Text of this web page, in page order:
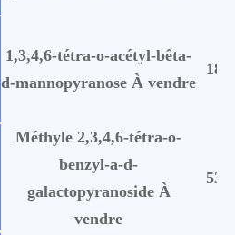
1,3,4,6-tétra-o-acétyl-bêta-
d-mannopyranose À vendre
Méthyle 2,3,4,6-tétra-o-
benzyl-a-d-
galactopyranoside À
vendre